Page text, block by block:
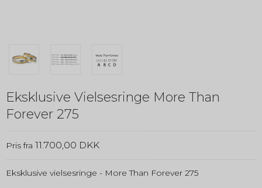
Eksklusive Vielsesringe More Than
Forever 275
Pris fra 11.700,00 DKK
Eksklusive vielsesringe - More Than Forever 275